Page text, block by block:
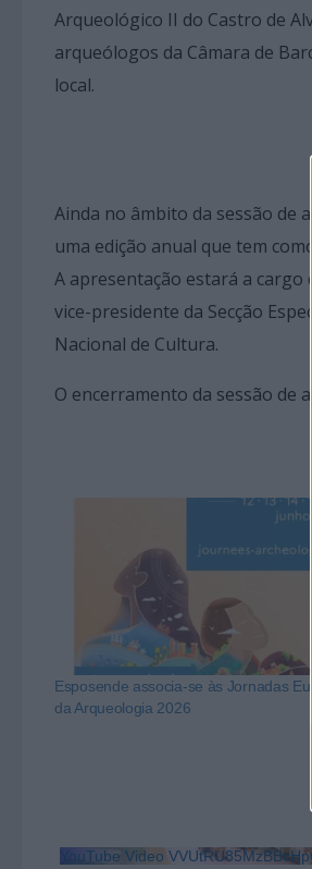
Arqueológico II do Castro de
arqueólogos da Câmara de
local.
Ainda no âmbito da sessão de
uma edição anual que tem
A apresentação estará a cargo
vice-presidente da Secção
Nacional de Cultura.
O encerramento da sessão de
Esposende associa-se às Jornadas
da Arqueologia 2026
YouTube Video